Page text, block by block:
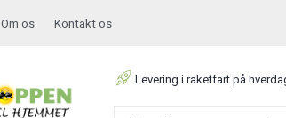
Om os Kontakt os
Levering i raketfart på